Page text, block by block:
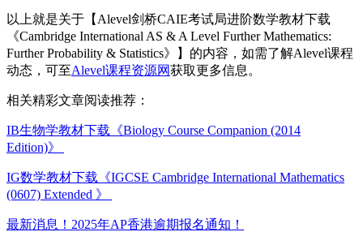
以上就是关于【Alevel剑桥CAIE考试局进阶数学教材下载
《Cambridge International AS & A Level Further Mathematics:
Further Probability & Statistics》】的内容，如需了解Alevel课程
动态，可至Alevel课程资源网获取更多信息。
相关精彩文章阅读推荐：
IB生物学教材下载《Biology Course Companion (2014
Edition)》
IG数学教材下载《IGCSE Cambridge International Mathematics
(0607) Extended 》
最新消息！2025年AP香港逾期报名通知！